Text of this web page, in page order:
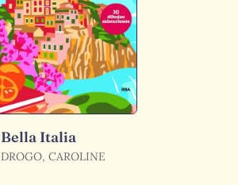
Bella Italia
DROGO, CAROLINE